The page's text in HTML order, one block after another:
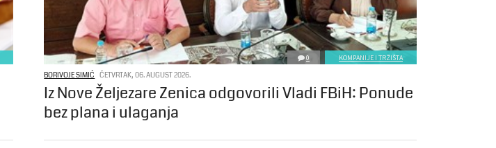
0 KOMPANIJE I TRŽIŠTA
BORIVOJE SIMIĆ ČETVRTAK, 06. AUGUST 2026.
Iz Nove Željezare Zenica odgovorili Vladi FBiH: Ponude
bez plana i ulaganja